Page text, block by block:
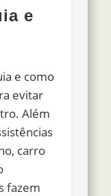
e
e como
evitar
Além
carro
fazem